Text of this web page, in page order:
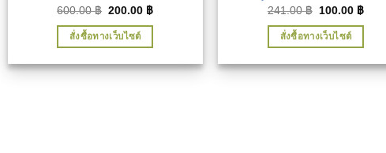
600.00฿ Original
was:
600.00 ฿.
200.00 ฿Current
สั่งซื้อทางเว็บไซต์
241.00฿ Original
was:
241.00 ฿.
100.00 ฿
สั่งซื้อทางเว็บไซต์